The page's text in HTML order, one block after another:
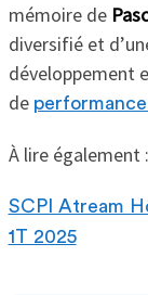
mémoire de
diversifié et
développement
de
À lire également :
SCPI Atream
1T 2025